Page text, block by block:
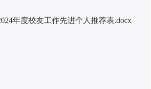
年度校友工作先进个人推荐表.docx